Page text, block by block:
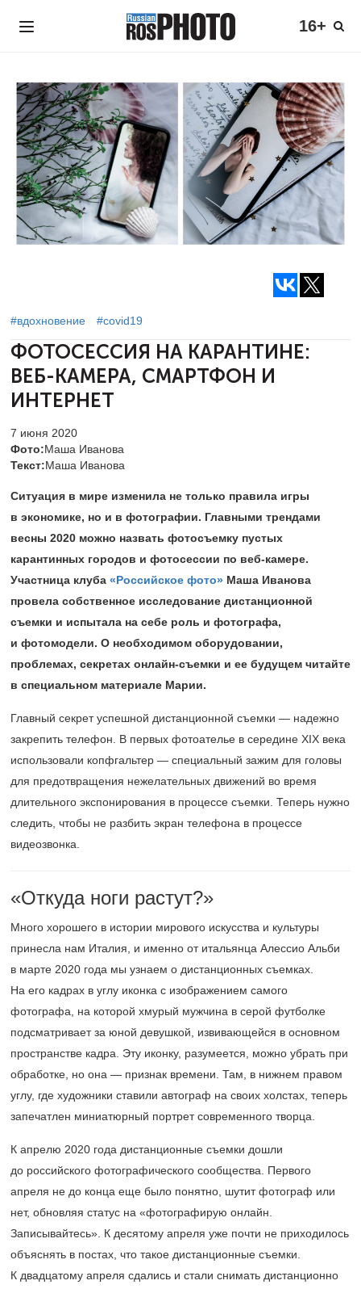
16+
#вдохновение #covid19
ФОТОСЕССИЯ НА КАРАНТИНЕ:
ВЕБ-КАМЕРА, СМАРТФОН И
ИНТЕРНЕТ
7 июня 2020
Фото:Маша Иванова
Текст:Маша Иванова
Ситуация в мире изменила не только правила игры
в экономике, но и в фотографии. Главными трендами
весны 2020 можно назвать фотосъемку пустых
карантинных городов и фотосессии по веб-камере.
Участница клуба «Российское фото» Маша Иванова
провела собственное исследование дистанционной
съемки и испытала на себе роль и фотографа,
и фотомодели. О необходимом оборудовании,
проблемах, секретах онлайн-съемки и ее будущем читайте
в специальном материале Марии.
Главный секрет успешной дистанционной съемки — надежно
закрепить телефон. В первых фотоателье в середине XIX века
использовали копфгальтер — специальный зажим для головы
для предотвращения нежелательных движений во время
длительного экспонирования в процессе съемки. Теперь нужно
следить, чтобы не разбить экран телефона в процессе
видеозвонка.
«Откуда ноги растут?»
Много хорошего в истории мирового искусства и культуры
принесла нам Италия, и именно от итальянца Алессио Альби
в марте 2020 года мы узнаем о дистанционных съемках.
На его кадрах в углу иконка с изображением самого
фотографа, на которой хмурый мужчина в серой футболке
подсматривает за юной девушкой, извивающейся в основном
пространстве кадра. Эту иконку, разумеется, можно убрать при
обработке, но она — признак времени. Там, в нижнем правом
углу, где художники ставили автограф на своих холстах, теперь
запечатлен миниатюрный портрет современного творца.
К апрелю 2020 года дистанционные съемки дошли
до российского фотографического сообщества. Первого
апреля не до конца еще было понятно, шутит фотограф или
нет, обновляя статус на «фотографирую онлайн.
Записывайтесь». К десятому апреля уже почти не приходилось
объяснять в постах, что такое дистанционные съемки.
К двадцатому апреля сдались и стали снимать дистанционно